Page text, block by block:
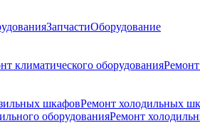
ЗапчастиОборудование
климатического оборудования
шкафовРемонт холодильных
оборудованияРемонт
производителей
ремонт морозильных камер;
области;
и работы.